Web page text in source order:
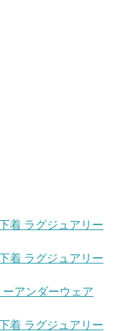
着 ラグジュアリー
着 ラグジュアリー
ーアンダーウェア
着 ラグジュアリー